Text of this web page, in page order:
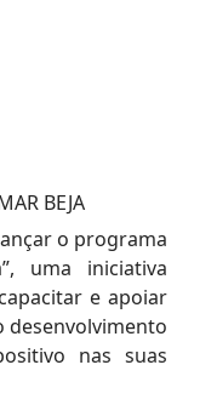
BEJA
o programa
uma iniciativa
e apoiar
desenvolvimento
nas suas